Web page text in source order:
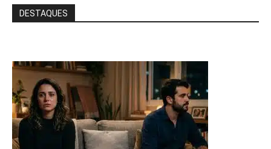
DESTAQUES